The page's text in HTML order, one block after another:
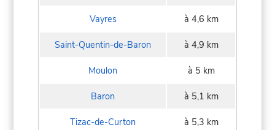
Vayres à 4,6 km
Saint-Quentin-de-Baron à 4,9 km
Moulon à 5 km
Baron à 5,1 km
Tizac-de-Curton à 5,3 km